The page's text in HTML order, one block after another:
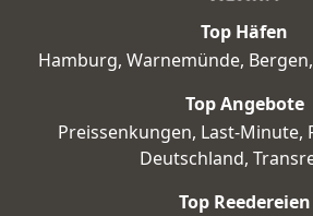
Top Häfen
Hamburg, Warnemünde, Bergen,
Top Angebote
Preissenkungen, Last-Minute,
Deutschland,
Top Reedereien